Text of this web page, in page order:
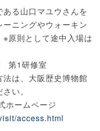
る山口マユウさんを
ニングやウォーキン
原則として途中入場は
第1研修室
、大阪歴史博物館
い。
ームページ
access.html